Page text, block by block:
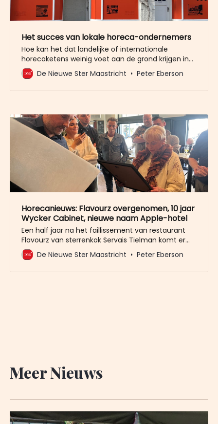
Het succes van lokale horeca-ondernemers
Hoe kan het dat landelijke of internationale
horecaketens weinig voet aan de grond krijgen in
Maastricht, terwijl er lokale ondernemers zijn die de
ene na de andere succesvolle horecazaak
De Nieuwe Ster Maastricht Peter Eberson
Horecanieuws: Flavourz overgenomen, 10 jaar
Wycker Cabinet, nieuwe naam Apple-hotel
Een half jaar na het faillissement van restaurant
Flavourz van sterrenkok Servais Tielman komt er
een nieuw restaurant in het pand aan de
Spoorweglaan. Rinaldo Musa, die lange tijd chef kok
De Nieuwe Ster Maastricht Peter Eberson
Meer Nieuws